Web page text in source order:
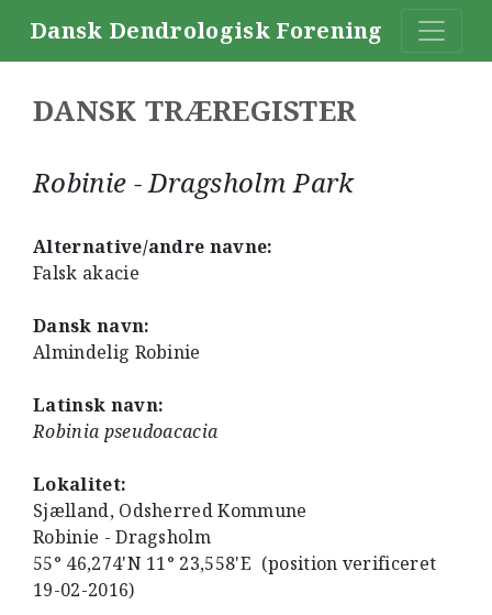
Dansk Dendrologisk Forening
DANSK TRÆREGISTER
Robinie - Dragsholm Park
Alternative/andre navne:
Falsk akacie
Dansk navn:
Almindelig Robinie
Latinsk navn:
Robinia pseudoacacia
Lokalitet:
Sjælland, Odsherred Kommune
Robinie - Dragsholm
55° 46,274'N 11° 23,558'E (position verificeret
19-02-2016)